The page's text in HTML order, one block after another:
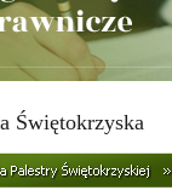
Świętokrzyska